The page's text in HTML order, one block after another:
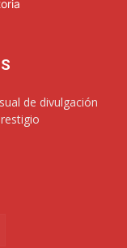
de divulgación